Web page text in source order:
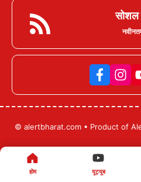
सोशल
© alertbharat.com • Product of
होम यूट्यूब